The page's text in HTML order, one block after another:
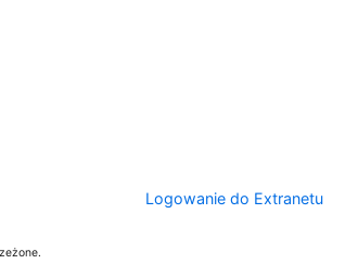
Logowanie do Extranetu